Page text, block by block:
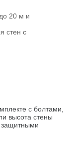
20 м и
стен с
с болтами,
высота стены
защитными